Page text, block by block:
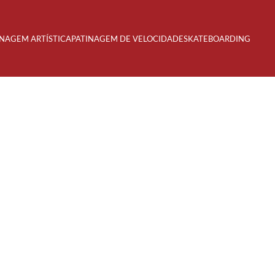
ARTÍSTICAPATINAGEM DE VELOCIDADESKATEBOARDING